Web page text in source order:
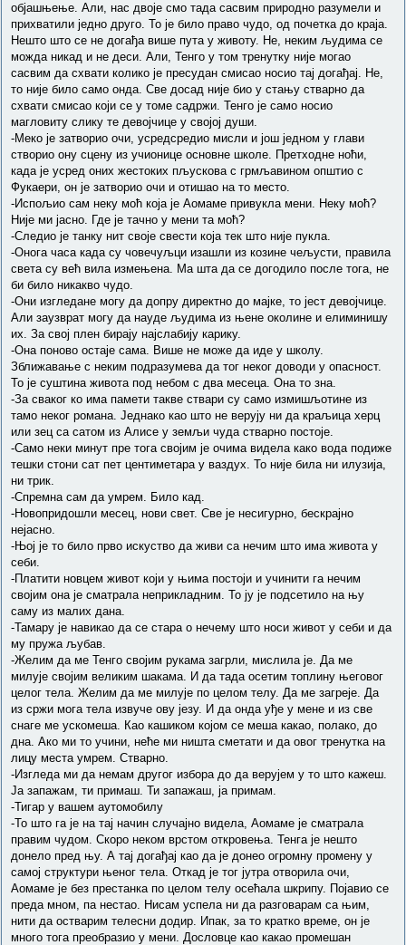
објашњење. Али, нас двоје смо тада сасвим природно разумели и
прихватили једно друго. То је било право чудо, од почетка до краја.
Нешто што се не догађа више пута у животу. Не, неким људима се
можда никад и не деси. Али, Тенго у том тренутку није могао
сасвим да схвати колико је пресудан смисао носио тај догађај. Не,
то није било само онда. Све досад није био у стању стварно да
схвати смисао који се у томе садржи. Тенго је само носио
магловиту слику те девојчице у својој души.
-Меко је затворио очи, усредсредио мисли и још једном у глави
створио ону сцену из учионице основне школе. Претходне ноћи,
када је усред оних жестоких пљускова с грмљавином општио с
Фукаери, он је затворио очи и отишао на то место.
-Испољио сам неку моћ која је Аомаме привукла мени. Неку моћ?
Није ми јасно. Где је тачно у мени та моћ?
-Следио је танку нит своје свести која тек што није пукла.
-Онога часа када су човечуљци изашли из козине чељусти, правила
света су већ вила измењена. Ма шта да се догодило после тога, не
би било никакво чудо.
-Они изгледане могу да допру директно до мајке, то јест девојчице.
Али заузврат могу да науде људима из њене околине и елиминишу
их. За свој плен бирају најслабију карику.
-Она поново остаје сама. Више не може да иде у школу.
Зближавање с неким подразумева да тог неког доводи у опасност.
То је суштина живота под небом с два месеца. Она то зна.
-За сваког ко има памети такве ствари су само измишљотине из
тамо неког романа. Једнако као што не верују ни да краљица херц
или зец са сатом из Алисе у земљи чуда стварно постоје.
-Само неки минут пре тога својим је очима видела како вода подиже
тешки стони сат пет центиметара у ваздух. То није била ни илузија,
ни трик.
-Спремна сам да умрем. Било кад.
-Новопридошли месец, нови свет. Све је несигурно, бескрајно
нејасно.
-Њој је то било прво искуство да живи са нечим што има живота у
себи.
-Платити новцем живот који у њима постоји и учинити га нечим
својим она је сматрала неприкладним. То ју је подсетило на њу
саму из малих дана.
-Тамару је навикао да се стара о нечему што носи живот у себи и да
му пружа љубав.
-Желим да ме Тенго својим рукама загрли, мислила је. Да ме
милује својим великим шакама. И да тада осетим топлину његовог
целог тела. Желим да ме милује по целом телу. Да ме загреје. Да
из сржи мога тела извуче ову језу. И да онда уђе у мене и из све
снаге ме ускомеша. Као кашиком којом се меша какао, полако, до
дна. Ако ми то учини, неће ми ништа сметати и да овог тренутка на
лицу места умрем. Стварно.
-Изгледа ми да немам другог избора до да верујем у то што кажеш.
Ја запажам, ти примаш. Ти запажаш, ја примам.
-Тигар у вашем аутомобилу
-То што га је на тај начин случајно видела, Аомаме је сматрала
правим чудом. Скоро неком врстом откровења. Тенга је нешто
донело пред њу. А тај догађај као да је донео огромну промену у
самој структури њеног тела. Откад је тог јутра отворила очи,
Аомаме је без престанка по целом телу осећала шкрипу. Појавио се
преда мном, па нестао. Нисам успела ни да разговарам са њим,
нити да остварим телесни додир. Ипак, за то кратко време, он је
много тога преобразио у мени. Дословце као какао промешан